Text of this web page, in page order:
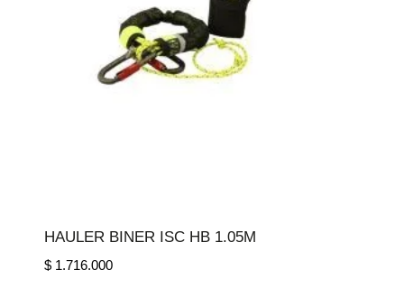
HAULER BINER ISC HB 1.05M
$1.716.000